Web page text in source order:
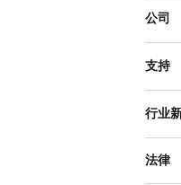
公司
支持
行业
法律